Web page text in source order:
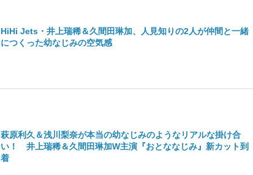
HiHi Jets・井上瑞稀＆久間田琳加、人見知りの2人が仲間と一緒
につくった幼なじみの空気感
萩原利久＆浅川梨奈が本当の幼なじみのようなリアルな掛け合
い！ 井上瑞稀＆久間田琳加W主演『おとななじみ』新カット到
着